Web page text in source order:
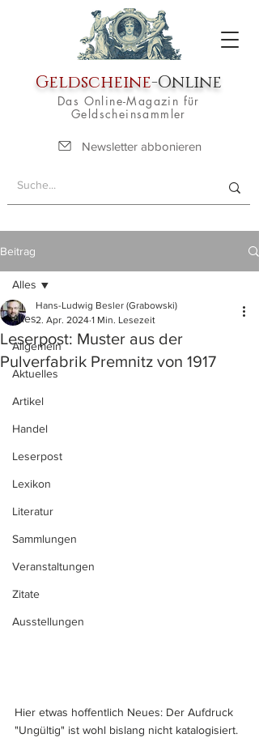
Geldscheine-Online
Das Online-Magazin für
Geldscheinsammler
Newsletter abbonieren
Beitrag
Alles
Allgemein
Aktuelles
Artikel
Handel
Leserpost
Lexikon
Literatur
Sammlungen
Veranstaltungen
Zitate
Ausstellungen
Alles
Leserpost: Muster aus der
Pulverfabrik Premnitz von 1917
Hans-Ludwig Besler (Grabowski)
2. Apr. 2024 1 Min. Lesezeit
Hier etwas hoffentlich Neues: Der Aufdruck
"Ungültig" ist wohl bislang nicht katalogisiert.